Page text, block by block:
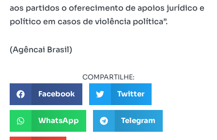
aos partidos o oferecimento de apoios jurídico e
político em casos de violência política”.
(Agêncai Brasil)
COMPARTILHE:
Facebook Twitter
WhatsApp Telegram